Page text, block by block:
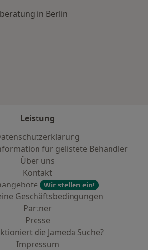
in Berlin
Leistung
für gelistete Behandler
Über uns
Kontakt
Wir stellen ein!
Geschäftsbedingungen
Partner
Presse
die Jameda Suche?
Impressum